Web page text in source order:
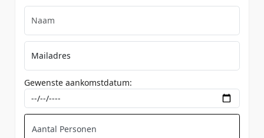
Gewenste aankomstdatum: